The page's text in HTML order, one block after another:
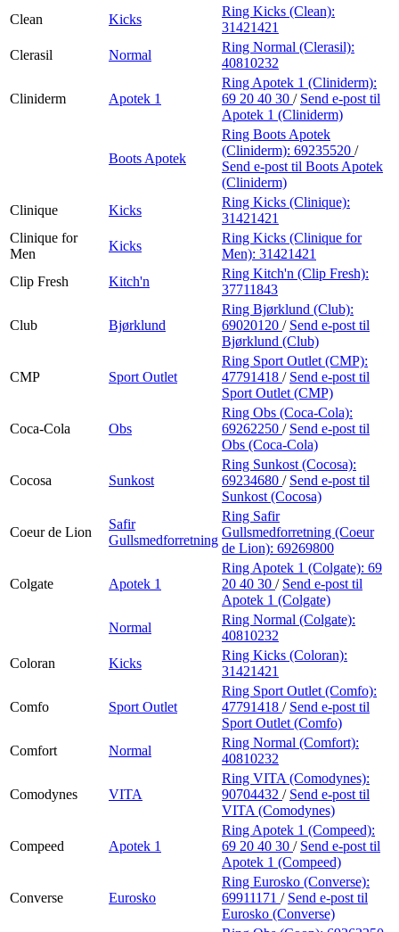
Clean
Kicks
Ring Kicks (Clean):
31421421
Clerasil
Normal
Ring Normal (Clerasil):
40810232
Cliniderm Apotek 1
Ring Apotek 1 (Cliniderm):
69 20 40 30 / Send e-post til
Apotek 1 (Cliniderm)
Boots Apotek
Ring Boots Apotek
(Cliniderm): 69235520 /
Send e-post til Boots Apotek
(Cliniderm)
Clinique
Kicks
Ring Kicks (Clinique):
31421421
Clinique for
Men
Kicks
Ring Kicks (Clinique for
Men): 31421421
Clip Fresh
Kitch'n
Ring Kitch'n (Clip Fresh):
37711843
Club Bjørklund
Ring Bjørklund (Club):
69020120 / Send e-post til
Bjørklund (Club)
CMP Sport Outlet
Ring Sport Outlet (CMP):
47791418 / Send e-post til
Sport Outlet (CMP)
Coca-Cola Obs
Ring Obs (Coca-Cola):
69262250 / Send e-post til
Obs (Coca-Cola)
Cocosa Sunkost
Ring Sunkost (Cocosa):
69234680 / Send e-post til
Sunkost (Cocosa)
Coeur de Lion
Safir
Gullsmedforretning
Ring Safir
Gullsmedforretning (Coeur
de Lion): 69269800
Colgate Apotek 1
Ring Apotek 1 (Colgate): 69
20 40 30 / Send e-post til
Apotek 1 (Colgate)
Normal
Ring Normal (Colgate):
40810232
Coloran
Kicks
Ring Kicks (Coloran):
31421421
Comfo Sport Outlet
Ring Sport Outlet (Comfo):
47791418 / Send e-post til
Sport Outlet (Comfo)
Comfort
Normal
Ring Normal (Comfort):
40810232
Comodynes VITA
Ring VITA (Comodynes):
90704432 / Send e-post til
VITA (Comodynes)
Compeed Apotek 1
Ring Apotek 1 (Compeed):
69 20 40 30 / Send e-post til
Apotek 1 (Compeed)
Converse Eurosko
Ring Eurosko (Converse):
69911171 / Send e-post til
Eurosko (Converse)